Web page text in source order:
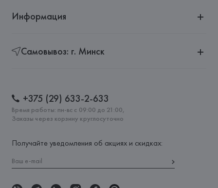
Информация
Самовывоз: г. Минск
+375 (29) 633-2-633
Время работы: пн-вс с 09:00 до 21:00,
Заказы через корзину круглосуточно
Получайте уведомления об акциях и скидках: